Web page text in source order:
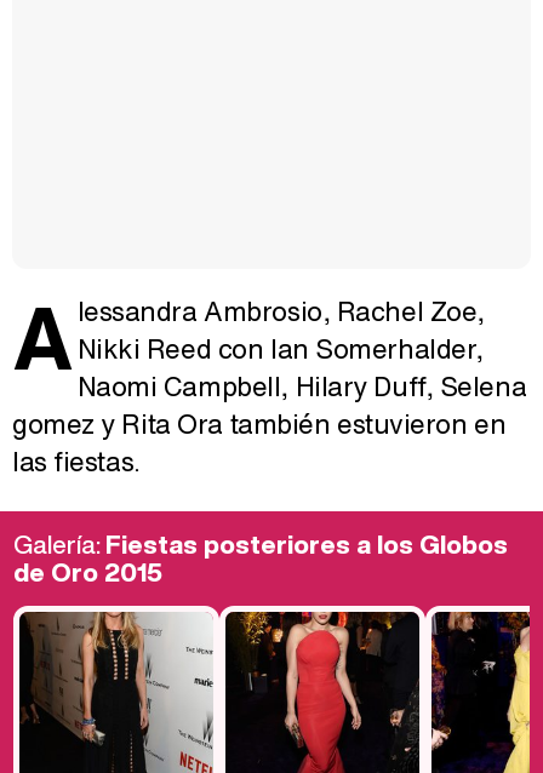
Alessandra Ambrosio, Rachel Zoe,
Nikki Reed con Ian Somerhalder,
Naomi Campbell, Hilary Duff, Selena
gomez y Rita Ora también estuvieron en
las fiestas.
Galería:Fiestas posteriores a los Globos
de Oro 2015